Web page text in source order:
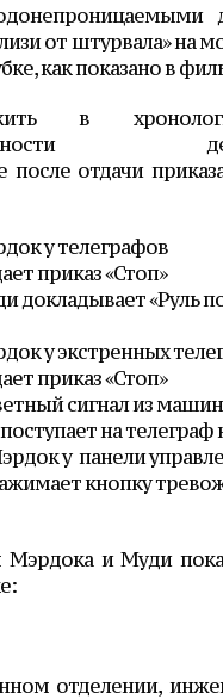
от штурвала» на
как показано в
в
отдачи
у телеграфов
приказ «Стоп»
докладывает «Руль
у экстренных
приказ «Стоп»
сигнал из
на телеграф
у панели
кнопку
Мэрдока и Муди
отделении,